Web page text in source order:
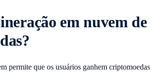
em nuvem de
permite que os usuários ganhem criptomoedas